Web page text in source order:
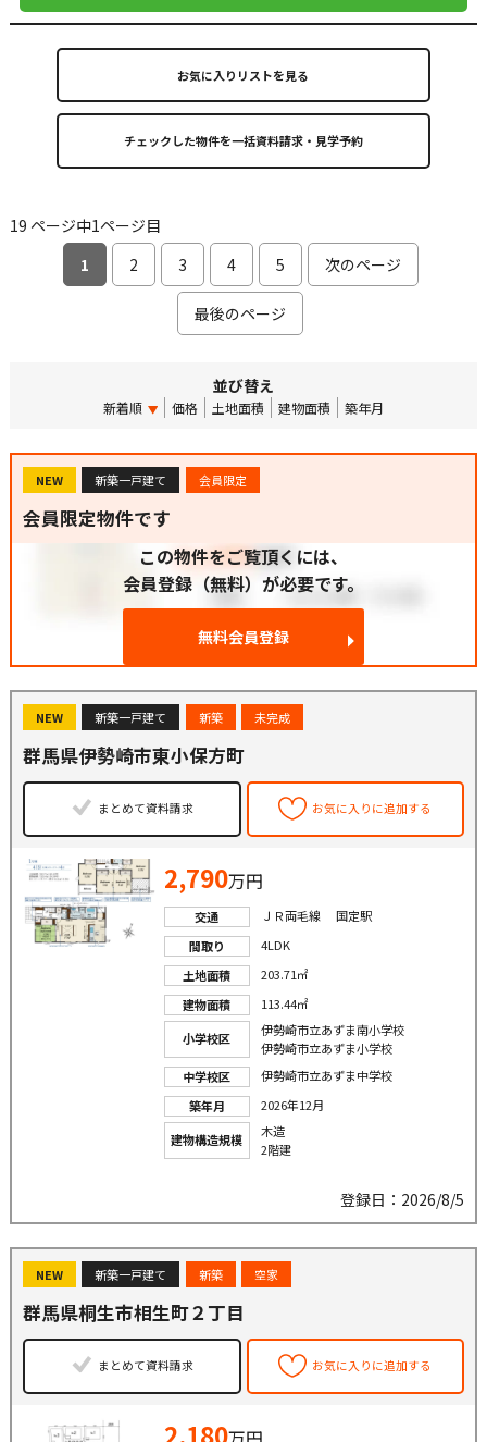
お気に入りリストを見る
19 ページ中1ページ目
1
2 3 4 5 次のページ
最後のページ
並び替え
新着順 価格 土地面積 建物面積 築年月
NEW 新築一戸建て 会員限定
会員限定物件です
この物件をご覧頂くには、
会員登録（無料）が必要です。
無料会員登録
NEW 新築一戸建て 新築 未完成
群馬県伊勢崎市東小保方町
まとめて資料請求 お気に入りに追加する
2,790万円
交通
ＪＲ両毛線 国定駅
間取り
4LDK
土地面積
203.71㎡
建物面積
113.44㎡
小学校区
伊勢崎市立あずま南小学校
伊勢崎市立あずま小学校
中学校区
伊勢崎市立あずま中学校
築年月
2026年12月
建物構造規模
木造
2階建
登録日：2026/8/5
NEW 新築一戸建て 新築 空家
群馬県桐生市相生町２丁目
まとめて資料請求 お気に入りに追加する
2,180